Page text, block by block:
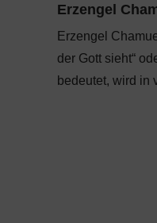
Erzengel
Erzengel
der Gott sieht“
bedeutet, wird